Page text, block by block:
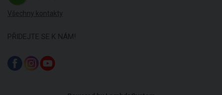
Všechny kontakty
PŘIDEJTE SE K NÁM!